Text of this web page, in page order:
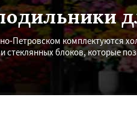
Петровском комплектуются
стеклянных блоков, которые